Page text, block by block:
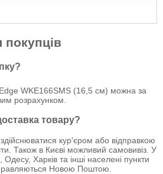
покупців
WKE166SMS (16,5 см) можна за
розрахунком.
товару?
кур'єром або відправкою
Також в Києві можливий самовивіз. У
Харків та інші населені пункти
Новою Поштою.